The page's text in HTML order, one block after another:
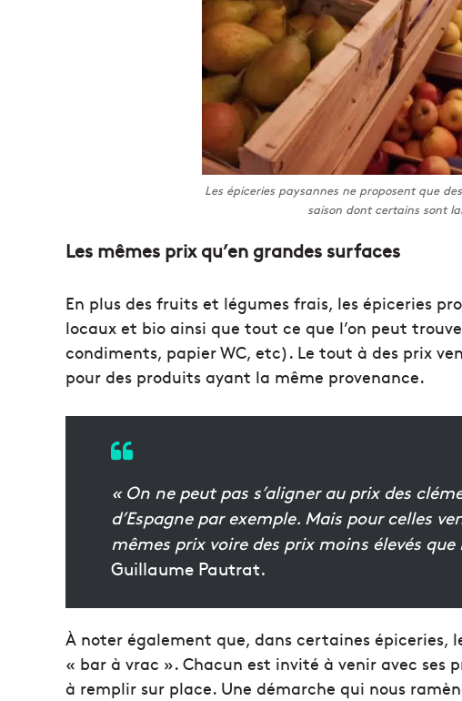
Les épiceries paysannes ne proposent que
saison dont certains sont
Les mêmes prix qu’en grandes surfaces
En plus des fruits et légumes frais, les épiceries
locaux et bio ainsi que tout ce que l’on peut
condiments, papier WC, etc). Le tout à des prix
pour des produits ayant la même provenance.
« On ne peut pas s’aligner au prix des
d’Espagne par exemple. Mais pour celles
mêmes prix voire des prix moins élevés
Guillaume Pautrat.
À noter également que, dans certaines épiceries,
« bar à vrac ». Chacun est invité à venir avec ses
à remplir sur place. Une démarche qui nous